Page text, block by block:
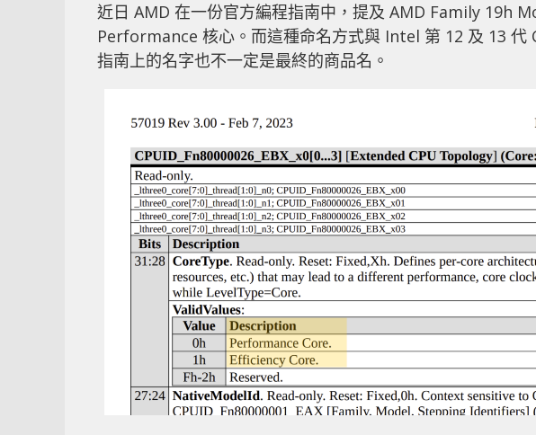
近日 AMD 在一份官方編程指南中，提及 AMD Family 19h
Performance 核心。而這種命名方式與 Intel 第 12 及 13 代
指南上的名字也不一定是最終的商品名。